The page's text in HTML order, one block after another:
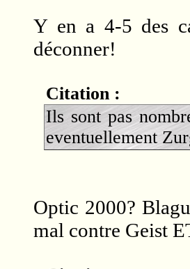
Y en a 4-5 des
déconner!
Citation :
Ils sont pas
eventuellement
Optic 2000?
mal contre Geist